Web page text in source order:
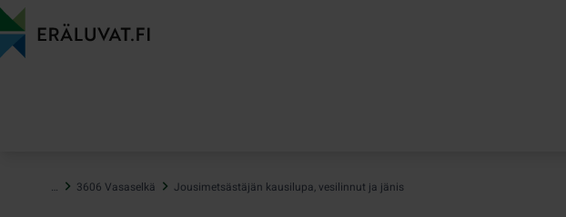
Hyppää
sisältöön
… 3606 Vasaselkä Jousimetsästäjän kausilupa, vesilinnut ja jänis